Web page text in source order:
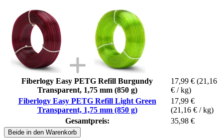
Fiberlogy Easy PETG Refill Burgundy
Transparent, 1,75 mm (850 g)
17,99 € (21,16
€ / kg)
Fiberlogy Easy PETG Refill Light Green
Transparent, 1,75 mm (850 g)
17,99 €
(21,16 € / kg)
Gesamtpreis:
35,98 €
Beide in den Warenkorb